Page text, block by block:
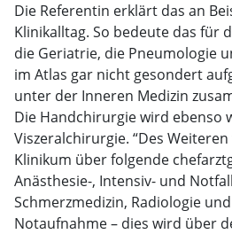
Die Referentin erklärt das an
Klinikalltag. So bedeute das für
die Geriatrie, die Pneumologie
im Atlas gar nicht gesondert
unter der Inneren Medizin
Die Handchirurgie wird ebenso
Viszeralchirurgie. “Des
Klinikum über folgende
Anästhesie-, Intensiv- und
Schmerzmedizin, Radiologie
Notaufnahme – dies wird über